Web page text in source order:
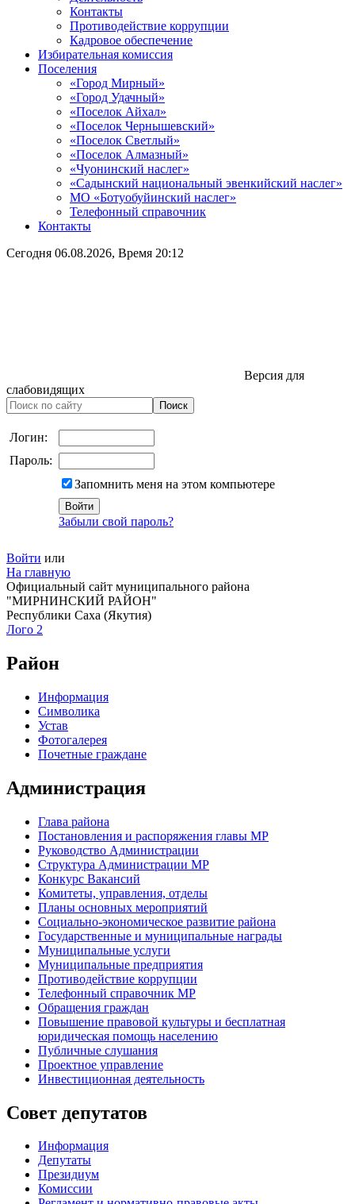
Контакты
Противодействие коррупции
Кадровое обеспечение
Избирательная комиссия
Поселения
«Город Мирный»
«Город Удачный»
«Поселок Айхал»
«Поселок Чернышевский»
«Поселок Светлый»
«Поселок Алмазный»
«Чуонинский наслег»
«Садынский национальный эвенкийский наслег»
МО «Ботуобуйинский наслег»
Телефонный справочник
Контакты
Сегодня 06.08.2026, Время 20:12
Версия для
слабовидящих
Логин:
Пароль:
Запомнить меня на этом компьютере
Забыли свой пароль?
Войти или
На главную
Официальный сайт муниципального района
"МИРНИНСКИЙ РАЙОН"
Республики Саха (Якутия)
Лого 2
Район
Информация
Символика
Устав
Фотогалерея
Почетные граждане
Администрация
Глава района
Постановления и распоряжения главы МР
Руководство Администрации
Структура Администрации МР
Конкурс Вакансий
Комитеты, управления, отделы
Планы основных мероприятий
Социально-экономическое развитие района
Государственные и муниципальные награды
Муниципальные услуги
Муниципальные предприятия
Противодействие коррупции
Телефонный справочник МР
Обращения граждан
Повышение правовой культуры и бесплатная
юридическая помощь населению
Публичные слушания
Проектное управление
Инвестиционная деятельность
Совет депутатов
Информация
Депутаты
Президиум
Комиссии